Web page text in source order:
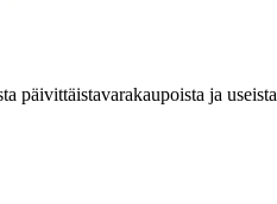
päivittäistavarakaupoista ja useista